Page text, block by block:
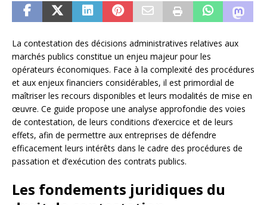
La contestation des décisions administratives relatives aux
marchés publics constitue un enjeu majeur pour les
opérateurs économiques. Face à la complexité des procédures
et aux enjeux financiers considérables, il est primordial de
maîtriser les recours disponibles et leurs modalités de mise en
œuvre. Ce guide propose une analyse approfondie des voies
de contestation, de leurs conditions d’exercice et de leurs
effets, afin de permettre aux entreprises de défendre
efficacement leurs intérêts dans le cadre des procédures de
passation et d’exécution des contrats publics.
Les fondements juridiques du